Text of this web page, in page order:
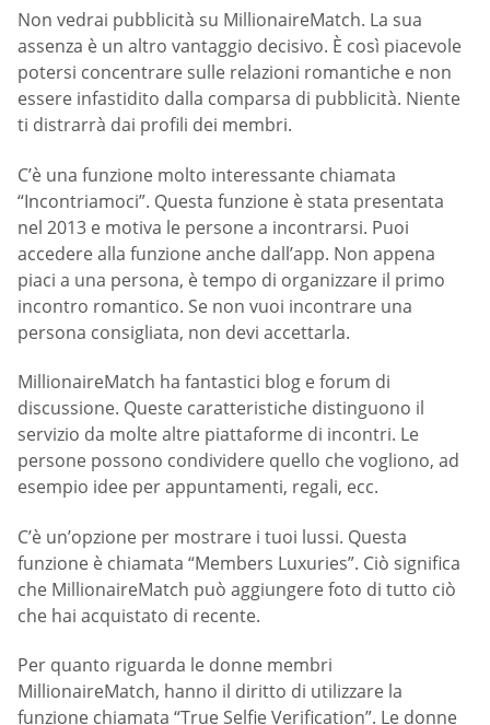
Non vedrai pubblicità su MillionaireMatch. La sua
assenza è un altro vantaggio decisivo. È così piacevole
potersi concentrare sulle relazioni romantiche e non
essere infastidito dalla comparsa di pubblicità. Niente
ti distrarrà dai profili dei membri.
C’è una funzione molto interessante chiamata
“Incontriamoci”. Questa funzione è stata presentata
nel 2013 e motiva le persone a incontrarsi. Puoi
accedere alla funzione anche dall’app. Non appena
piaci a una persona, è tempo di organizzare il primo
incontro romantico. Se non vuoi incontrare una
persona consigliata, non devi accettarla.
MillionaireMatch ha fantastici blog e forum di
discussione. Queste caratteristiche distinguono il
servizio da molte altre piattaforme di incontri. Le
persone possono condividere quello che vogliono, ad
esempio idee per appuntamenti, regali, ecc.
C’è un’opzione per mostrare i tuoi lussi. Questa
funzione è chiamata “Members Luxuries”. Ciò significa
che MillionaireMatch può aggiungere foto di tutto ciò
che hai acquistato di recente.
Per quanto riguarda le donne membri
MillionaireMatch, hanno il diritto di utilizzare la
funzione chiamata “True Selfie Verification”. Le donne